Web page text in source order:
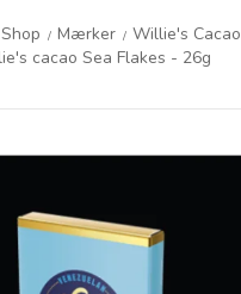
Shop / Mærker / Willie's Cacao
cacao Sea Flakes - 26g